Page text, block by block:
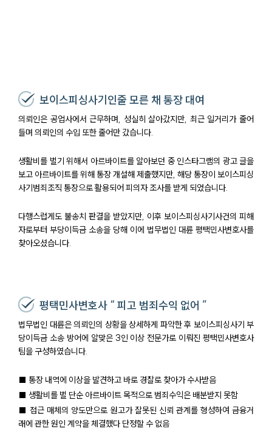
보이스피싱사기인줄 모른 채 통장 대여
의뢰인은 공업사에서 근무하며, 성실히 살아갔지만, 최근 일거리가 줄어
들며 의뢰인의 수입 또한 줄어만 갔습니다.
생활비를 벌기 위해서 아르바이트를 알아보던 중 인스타그램의 광고 글을
보고 아르바이트를 위해 통장 개설해 제출했지만, 해당 통장이 보이스피싱
사기범죄조직 통장으로 활용되어 피의자 조사를 받게 되었습니다.
다행스럽게도 불송치 판결을 받았지만, 이후 보이스피싱사기사건의 피해
자로부터 부당이득금 소송을 당해 이에 법무법인 대륜 평택민사변호사를
찾아오셨습니다.
평택민사변호사 “ 피고 범죄수익 없어 ”
법무법인 대륜은 의뢰인의 상황을 상세하게 파악한 후 보이스피싱사기 부
당이득금 소송 방어에 알맞은 3인 이상 전문가로 이뤄진 평택민사변호사
팀을 구성하였습니다.
■ 통장 내역에 이상을 발견하고 바로 경찰로 찾아가 수사받음
■ 생활비를 벌 단순 아르바이트 목적으로 범죄수익은 배분받지 못함
■ 접근 매체의 양도만으로 원고가 잘못된 신뢰 관계를 형성하여 금융거
래에 관한 원인 계약을 체결했다 단정할 수 없음